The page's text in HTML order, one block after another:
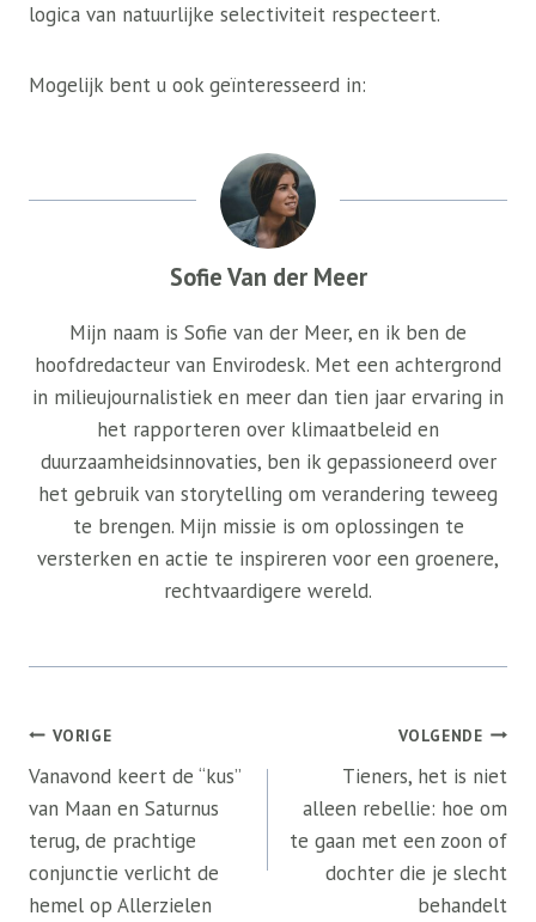
logica van natuurlijke selectiviteit respecteert.
Mogelijk bent u ook geïnteresseerd in:
Sofie Van der Meer
Mijn naam is Sofie van der Meer, en ik ben de
hoofdredacteur van Envirodesk. Met een achtergrond
in milieujournalistiek en meer dan tien jaar ervaring in
het rapporteren over klimaatbeleid en
duurzaamheidsinnovaties, ben ik gepassioneerd over
het gebruik van storytelling om verandering teweeg
te brengen. Mijn missie is om oplossingen te
versterken en actie te inspireren voor een groenere,
rechtvaardigere wereld.
Bericht
navigatie
VORIGE
Vanavond keert de “kus”
van Maan en Saturnus
terug, de prachtige
conjunctie verlicht de
hemel op Allerzielen
VOLGENDE
Tieners, het is niet
alleen rebellie: hoe om
te gaan met een zoon of
dochter die je slecht
behandelt